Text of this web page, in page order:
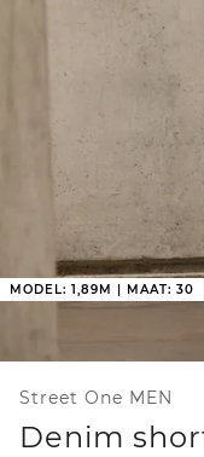
MODEL: 1,89M | MAAT: 30
Street One MEN
Denim